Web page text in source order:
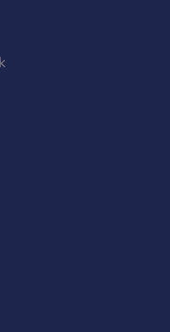
effektiviteten af
indsamle